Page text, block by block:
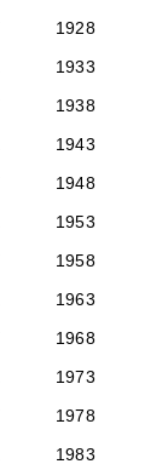
1928
1933
1938
1943
1948
1953
1958
1963
1968
1973
1978
1983